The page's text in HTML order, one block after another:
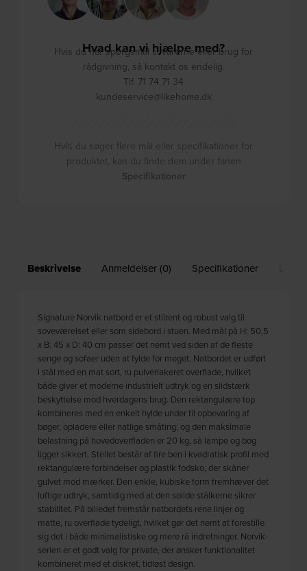
Beskrivelse Anmeldelser (0) Specifikationer
Signature Norvik natbord er et stilrent og robust valg til
soveværelset eller som sidebord i stuen. Med mål på H: 50,5
x B: 45 x D: 40 cm passer det nemt ved siden af de fleste
senge og sofaer uden at fylde for meget. Natbordet er udført
i stål med en mat sort, ru pulverlakeret overflade, hvilket
både giver et moderne industrielt udtryk og en slidstærk
beskyttelse mod hverdagens brug. Den rektangulære top
kombineres med en enkelt hylde under til opbevaring af
bøger, opladere eller natlige småting, og den maksimale
belastning på hovedoverfladen er 20 kg, så lampe og bog
ligger sikkert. Stellet består af fire ben i kvadratisk profil med
rektangulære forbindelser og plastik fodsko, der skåner
gulvet mod mærker. Den enkle, kubiske form fremhæver det
luftige udtryk, samtidig med at den solide stålkerne sikrer
stabilitet. På billedet fremstår natbordets rene linjer og
matte, ru overflade tydeligt, hvilket gør det nemt at forestille
sig det i både minimalistiske og mere rå indretninger. Norvik-
serien er et godt valg for private, der ønsker funktionalitet
kombineret med et diskret, tidløst design.
Hvad kan vi hjælpe med?
Hvis du har spørgsmål til varerne eller brug for
rådgivning, så kontakt os endelig.
Tlf. 71 74 71 34
kundeservice@likehome.dk
Hvis du søger flere mål eller specifikationer for
produktet, kan du finde dem under fanen
Specifikationer